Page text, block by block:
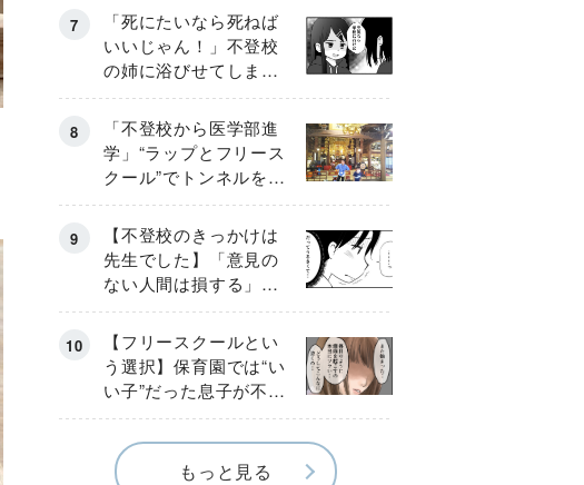
「死にたいなら死ねば
いいじゃん！」不登校
の姉に浴びせてしまっ
た言葉【番外編・後
編】
「不登校から医学部進
学」“ラップとフリース
クール”でトンネルを脱
して高校受験へ〔元野
球少年の実話〕
【不登校のきっかけは
先生でした】「意見の
ない人間は損する」担
任の一言が苦しみに…
《第１話》
【フリースクールとい
う選択】保育園では“い
い子”だった息子が不登
校に…小学校入学後に
見えたSOS《第１話》
もっと見る